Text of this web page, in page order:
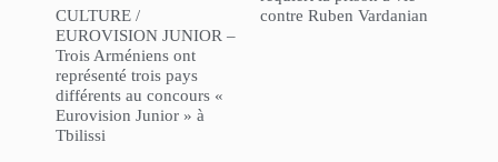
CULTURE /
EUROVISION JUNIOR –
Trois Arméniens ont
représenté trois pays
différents au concours «
Eurovision Junior » à
Tbilissi
contre Ruben Vardanian